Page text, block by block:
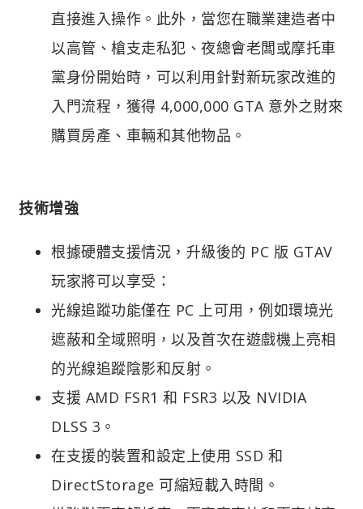
直接進入操作。此外，當您在職業建造者中
以高管、槍支走私犯、夜總會老闆或摩托車
黨身份開始時，可以利用針對新玩家改進的
入門流程，獲得 4,000,000 GTA 意外之財來
購買房產、車輛和其他物品。
技術增強
根據硬體支援情況，升級後的 PC 版 GTAV
玩家將可以享受：
光線追蹤功能僅在 PC 上可用，例如環境光
遮蔽和全域照明，以及首次在遊戲機上亮相
的光線追蹤陰影和反射。
支援 AMD FSR1 和 FSR3 以及 NVIDIA
DLSS 3。
在支援的裝置和設定上使用 SSD 和
DirectStorage 可縮短載入時間。